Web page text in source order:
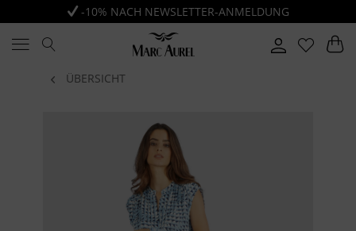
-10% NACH NEWSLETTER-ANMELDUNG
ÜBERSICHT